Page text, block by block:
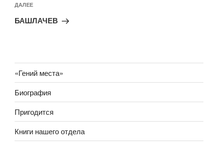
Следующая
запись
ДАЛЕЕ
БАШЛАЧЕВ
«Гений места»
Биография
Пригодится
Книги нашего отдела